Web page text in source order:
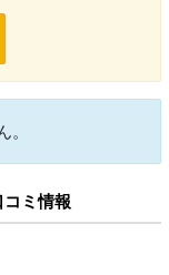
コミ情報